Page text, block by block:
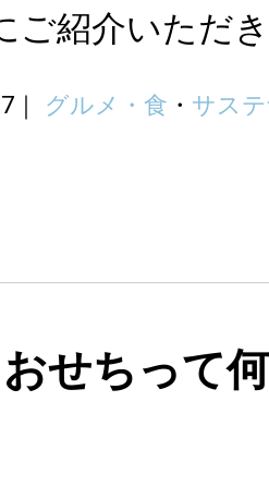
ご紹介いただ
グルメ・食 ・ サス
せちって